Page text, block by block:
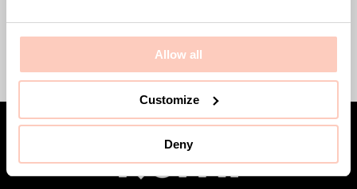
Allow all
Customize
Deny